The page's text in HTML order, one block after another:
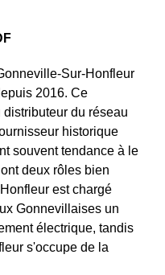
Sur-Honfleur
2016. Ce
du réseau
historique
souvent tendance à le
deux rôles bien
est chargé
Gonnevillaises un
électrique, tandis
s'occupe de la